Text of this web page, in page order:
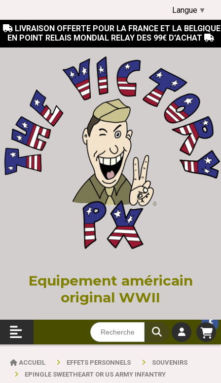
 LIVRAISON OFFERTE POUR LA FRANCE ET LA BELGIQUE
EN POINT RELAIS MONDIAL RELAY DES 99€ D'ACHAT 
Equipement américain
original WWII
ACCUEIL EFFETS PERSONNELS
SOUVENIRS
EPINGLE SWEETHEART OR US ARMY INFANTRY
Langue ▼